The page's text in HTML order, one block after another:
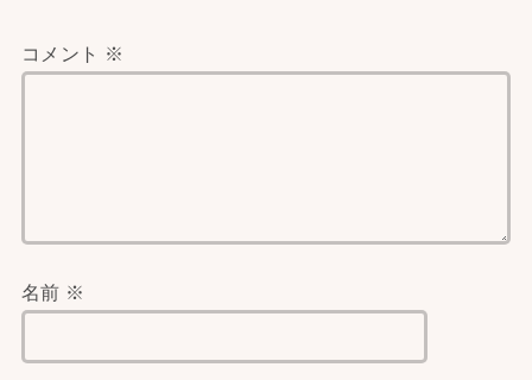
コメント ※
名前 ※